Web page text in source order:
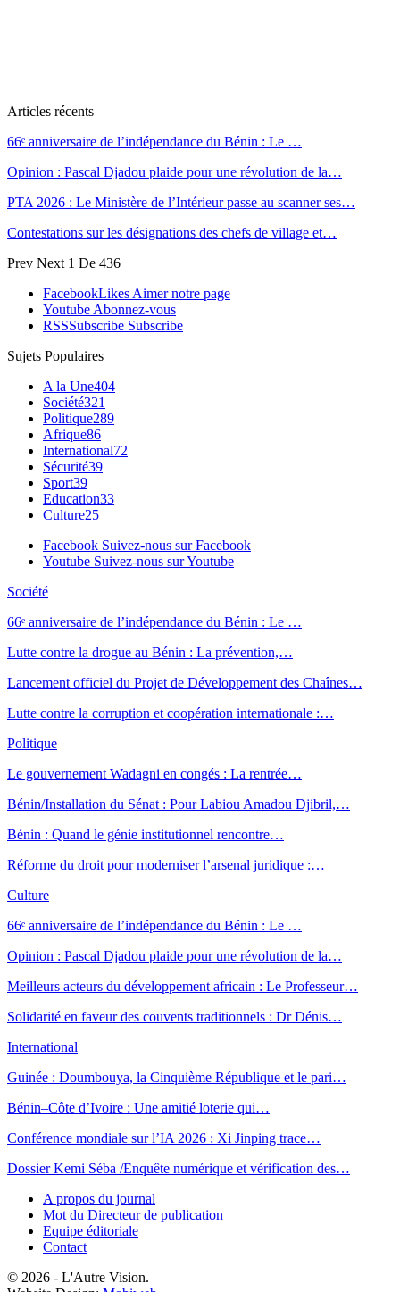
Articles récents
66ᵉ anniversaire de l’indépendance du Bénin : Le …
Opinion : Pascal Djadou plaide pour une révolution de la…
PTA 2026 : Le Ministère de l’Intérieur passe au scanner ses…
Contestations sur les désignations des chefs de village et…
Prev Next 1 De 436
FacebookLikes Aimer notre page
Youtube Abonnez-vous
RSSSubscribe Subscribe
Sujets Populaires
A la Une404
Société321
Politique289
Afrique86
International72
Sécurité39
Sport39
Education33
Culture25
Facebook Suivez-nous sur Facebook
Youtube Suivez-nous sur Youtube
Société
66ᵉ anniversaire de l’indépendance du Bénin : Le …
Lutte contre la drogue au Bénin : La prévention,…
Lancement officiel du Projet de Développement des Chaînes…
Lutte contre la corruption et coopération internationale :…
Politique
Le gouvernement Wadagni en congés : La rentrée…
Bénin/Installation du Sénat : Pour Labiou Amadou Djibril,…
Bénin : Quand le génie institutionnel rencontre…
Réforme du droit pour moderniser l’arsenal juridique :…
Culture
66ᵉ anniversaire de l’indépendance du Bénin : Le …
Opinion : Pascal Djadou plaide pour une révolution de la…
Meilleurs acteurs du développement africain : Le Professeur…
Solidarité en faveur des couvents traditionnels : Dr Dénis…
International
Guinée : Doumbouya, la Cinquième République et le pari…
Bénin–Côte d’Ivoire : Une amitié loterie qui…
Conférence mondiale sur l’IA 2026 : Xi Jinping trace…
Dossier Kemi Séba /Enquête numérique et vérification des…
A propos du journal
Mot du Directeur de publication
Equipe éditoriale
Contact
© 2026 - L'Autre Vision.